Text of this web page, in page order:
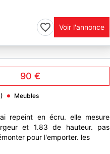
Voir l'annonce
90 €
Meubles
repeint en écru. elle mesure
et 1.83 de hauteur. pas
pour l'emporter. les